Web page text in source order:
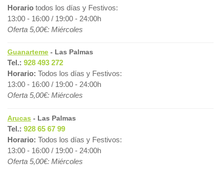
Horario todos los días y Festivos:
13:00 - 16:00 / 19:00 - 24:00h
Oferta 5,00€: Miércoles
Guanarteme - Las Palmas
Tel.: 928 493 272
Horario: Todos los días y Festivos:
13:00 - 16:00 / 19:00 - 24:00h
Oferta 5,00€: Miércoles
Arucas - Las Palmas
Tel.: 928 65 67 99
Horario: Todos los días y Festivos:
13:00 - 16:00 / 19:00 - 24:00h
Oferta 5,00€: Miércoles